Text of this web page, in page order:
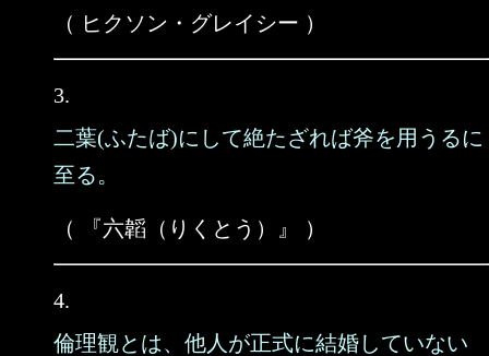
（ ヒクソン・グレイシー ）
3.
二葉(ふたば)にして絶たざれば斧を用うるに
至る。
（ 『六韜（りくとう）』 ）
4.
倫理観とは、他人が正式に結婚していない